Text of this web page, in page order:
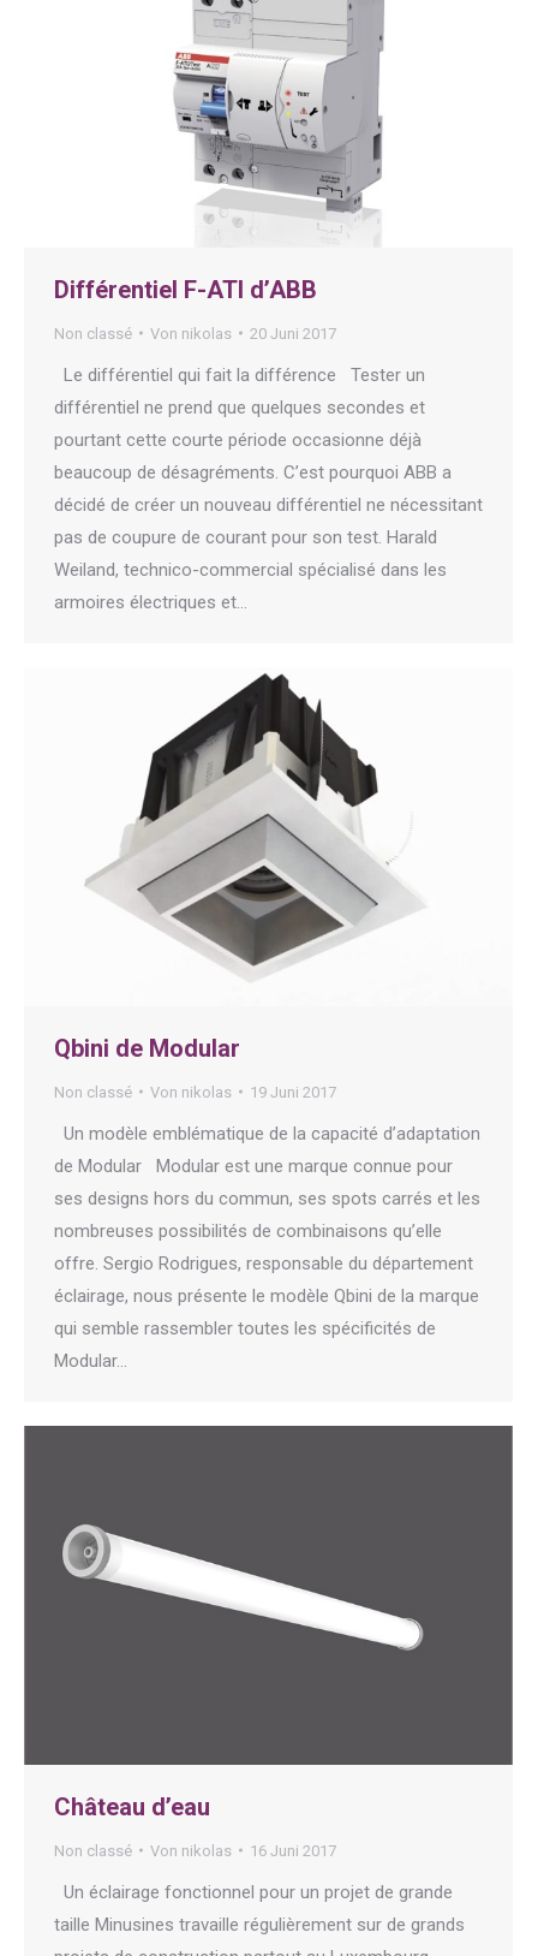
Différentiel F-ATI d’ABB
Non classé Von nikolas 20 Juni 2017
Le différentiel qui fait la différence Tester un
différentiel ne prend que quelques secondes et
pourtant cette courte période occasionne déjà
beaucoup de désagréments. C’est pourquoi ABB a
décidé de créer un nouveau différentiel ne nécessitant
pas de coupure de courant pour son test. Harald
Weiland, technico-commercial spécialisé dans les
armoires électriques et…
Qbini de Modular
Non classé Von nikolas 19 Juni 2017
Un modèle emblématique de la capacité d’adaptation
de Modular Modular est une marque connue pour
ses designs hors du commun, ses spots carrés et les
nombreuses possibilités de combinaisons qu’elle
offre. Sergio Rodrigues, responsable du département
éclairage, nous présente le modèle Qbini de la marque
qui semble rassembler toutes les spécificités de
Modular…
Château d’eau
Non classé Von nikolas 16 Juni 2017
Un éclairage fonctionnel pour un projet de grande
taille Minusines travaille régulièrement sur de grands